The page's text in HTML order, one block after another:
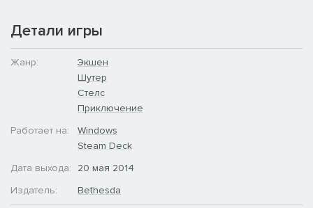
штурмовыми отрядами нацистов.
Детали игры
Жанр:
Экшен
Шутер
Стелс
Приключение
Работает на:
Windows
Steam Deck
Дата выхода:
20 мая 2014
Издатель:
Bethesda